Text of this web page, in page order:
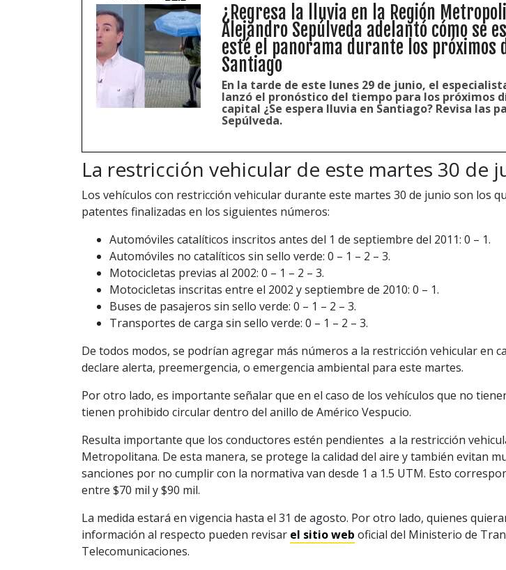
¿Regresa la lluvia en la Región
Alejandro Sepúlveda adelantó cómo se
esté el panorama durante los próximos
Santiago
En la tarde de este lunes 29 de junio, el
lanzó el pronóstico del tiempo para los próximos
capital ¿Se espera lluvia en Santiago? Revisa las
Sepúlveda.
La restricción vehicular de este martes 30 de
Los vehículos con restricción vehicular durante este martes 30 de junio son los
patentes finalizadas en los siguientes números:
Automóviles catalíticos inscritos antes del 1 de septiembre del 2011: 0 – 1.
Automóviles no catalíticos sin sello verde: 0 – 1 – 2 – 3.
Motocicletas previas al 2002: 0 – 1 – 2 – 3.
Motocicletas inscritas entre el 2002 y septiembre de 2010: 0 – 1.
Buses de pasajeros sin sello verde: 0 – 1 – 2 – 3.
Transportes de carga sin sello verde: 0 – 1 – 2 – 3.
De todos modos, se podrían agregar más números a la restricción vehicular en
declare alerta, preemergencia, o emergencia ambiental para este martes.
Por otro lado, es importante señalar que en el caso de los vehículos que no
tienen prohibido circular dentro del anillo de Américo Vespucio.
Resulta importante que los conductores estén pendientes a la restricción
Metropolitana. De esta manera, se protege la calidad del aire y también evitan
sanciones por no cumplir con la normativa van desde 1 a 1.5 UTM. Esto
entre $70 mil y $90 mil.
La medida estará en vigencia hasta el 31 de agosto. Por otro lado, quienes
información al respecto pueden revisar el sitio web oficial del Ministerio de
Telecomunicaciones.